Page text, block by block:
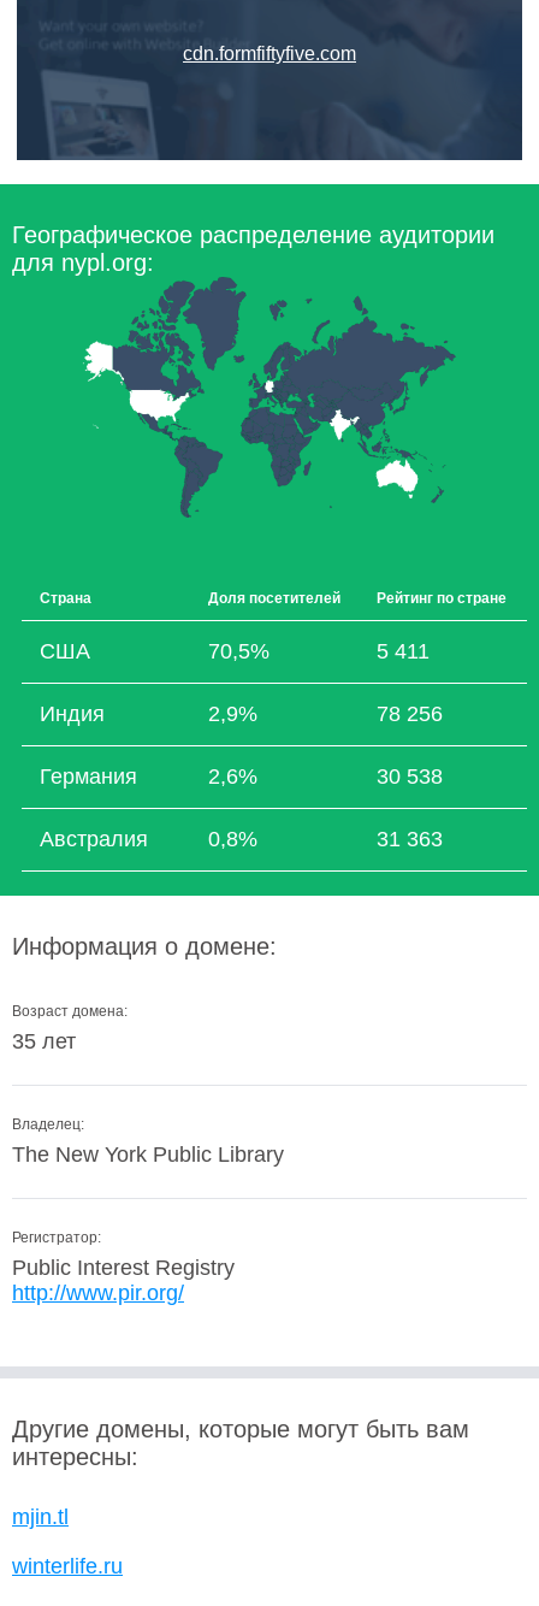
cdn.formfiftyfive.com
Географическое распределение аудитории
для nypl.org:
Страна Доля посетителей Рейтинг по стране
США 70,5% 5 411
Индия 2,9% 78 256
Германия 2,6% 30 538
Австралия 0,8% 31 363
Информация о домене:
Возраст домена:
35 лет
Владелец:
The New York Public Library
Регистратор:
Public Interest Registry
http://www.pir.org/
Другие домены, которые могут быть вам
интересны:
mjin.tl
winterlife.ru